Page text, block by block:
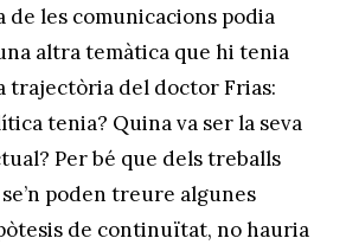
de les comunicacions podia
altra temàtica que hi tenia
trajectòria del doctor Frias:
tenia? Quina va ser la seva
Per bé que dels treballs
poden treure algunes
de continuïtat, no hauria